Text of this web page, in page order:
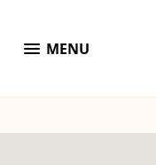
menu MENU